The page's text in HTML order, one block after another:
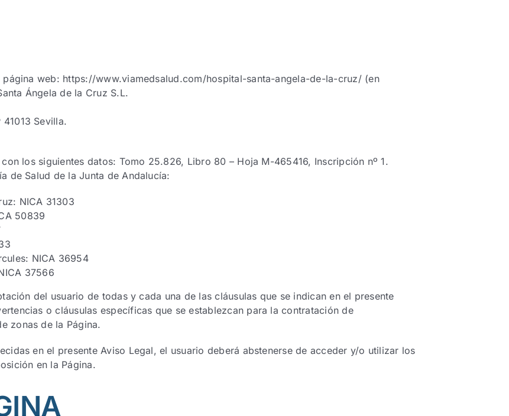
página web: https://www.viamedsalud.com/hospital-santa-angela-de-la-cruz/ (en
Ángela de la Cruz S.L.
Sevilla.
los siguientes datos: Tomo 25.826, Libro 80 – Hoja M-465416, Inscripción nº 1.
de Salud de la Junta de Andalucía:
NICA 31303
50839
NICA 36954
37566
del usuario de todas y cada una de las cláusulas que se indican en el presente
o cláusulas específicas que se establezcan para la contratación de
zonas de la Página.
en el presente Aviso Legal, el usuario deberá abstenerse de acceder y/o utilizar los
en la Página.